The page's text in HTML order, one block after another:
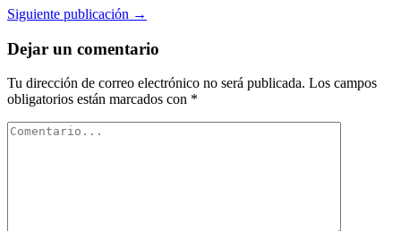
Siguiente publicación →
Dejar un comentario
Tu dirección de correo electrónico no será publicada. Los campos
obligatorios están marcados con *